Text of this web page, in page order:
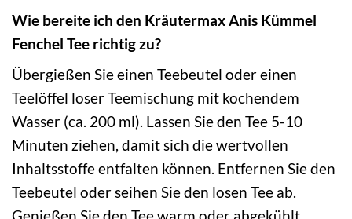
Wie bereite ich den Kräutermax Anis Kümmel
Fenchel Tee richtig zu?
Übergießen Sie einen Teebeutel oder einen
Teelöffel loser Teemischung mit kochendem
Wasser (ca. 200 ml). Lassen Sie den Tee 5-10
Minuten ziehen, damit sich die wertvollen
Inhaltsstoffe entfalten können. Entfernen Sie den
Teebeutel oder seihen Sie den losen Tee ab.